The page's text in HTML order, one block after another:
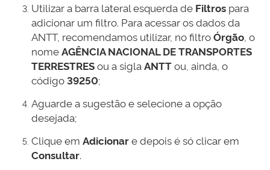
Utilizar a barra lateral esquerda de Filtros para
adicionar um filtro. Para acessar os dados da
ANTT, recomendamos utilizar, no filtroÓrgão , o
nomeAGÊNCIA NACIONAL DE TRANSPORTES
TERRESTRESou a siglaANTTou, ainda, o
código39250;
Aguarde a sugestão e selecione a opção
desejada;
Clique em Adicionare depois é só clicar em
Consultar.